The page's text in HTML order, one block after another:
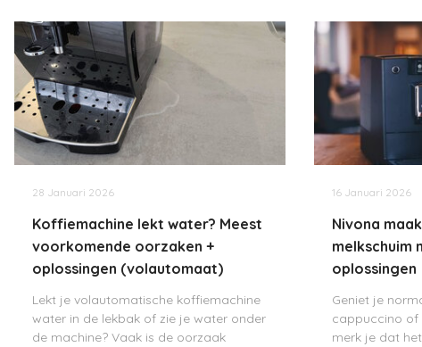
28 Januari 2026
Koffiemachine lekt water? Meest
voorkomende oorzaken +
oplossingen (volautomaat)
Lekt je volautomatische koffiemachine
water in de lekbak of zie je water onder
de machine? Vaak is de oorzaak
16 Januari 2026
Nivona
melkschuim
oplossingen
Geniet je
cappuccino
merk je dat